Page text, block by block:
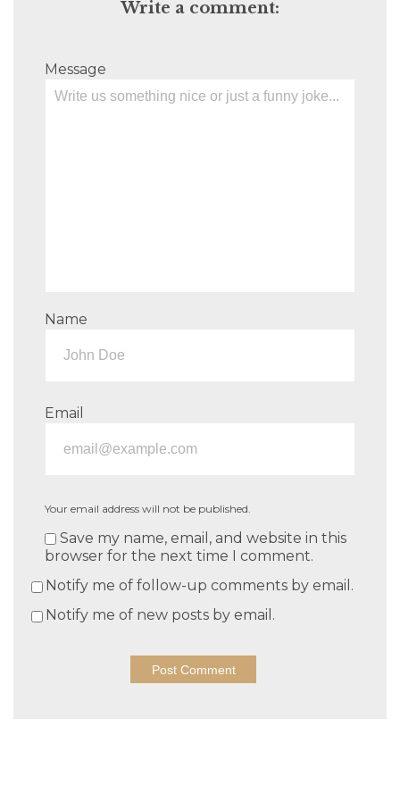
Write a comment:
Message
Name
Email
Your email address will not be published.
Save my name, email, and website in this
browser for the next time I comment.
Notify me of follow-up comments by email.
Notify me of new posts by email.